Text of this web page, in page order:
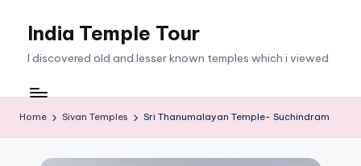
India Temple Tour
I discovered old and lesser known temples which i viewed
Home Sivan Temples Sri Thanumalayan Temple- Suchindram